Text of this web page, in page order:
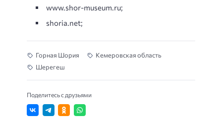
www.shor-museum.ru;
shoria.net;
Горная Шория
Кемеровская область
Шерегеш
Поделитесь с друзьями